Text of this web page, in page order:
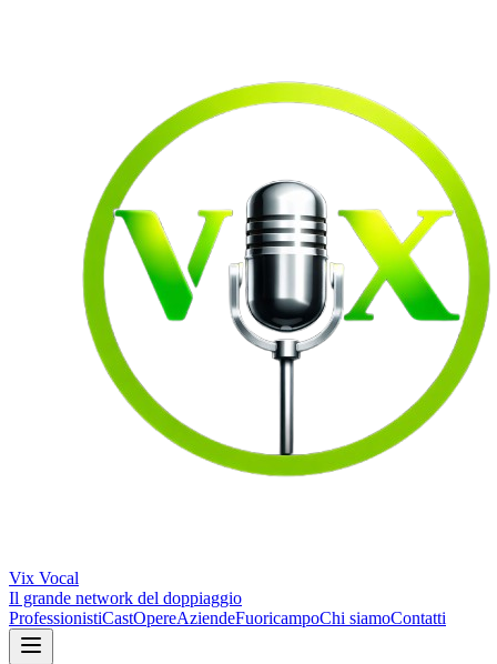
Vix Vocal
Il grande network del doppiaggio
ProfessionistiCastOpereAziendeFuoricampoChi siamoContatti